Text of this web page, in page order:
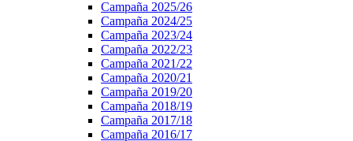
Campaña 2025/26
Campaña 2024/25
Campaña 2023/24
Campaña 2022/23
Campaña 2021/22
Campaña 2020/21
Campaña 2019/20
Campaña 2018/19
Campaña 2017/18
Campaña 2016/17